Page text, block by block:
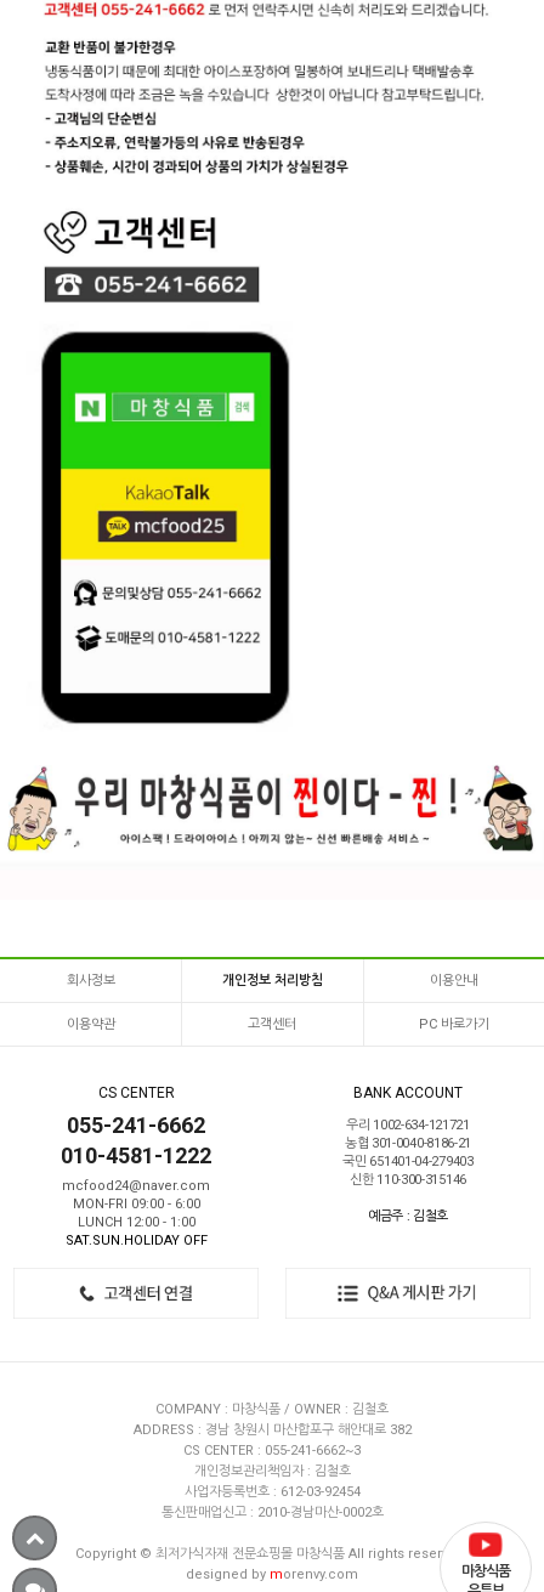
회사정보 개인정보 처리방침 이용안내
이용약관 고객센터 PC 바로가기
CS CENTER
055-241-6662
010-4581-1222
mcfood24@naver.com
MON-FRI 09:00 - 6:00
LUNCH 12:00 - 1:00
SAT.SUN.HOLIDAY OFF
BANK ACCOUNT
우리 1002-634-121721
농협 301-0040-8186-21
국민 651401-04-279403
신한 110-300-315146
예금주 : 김철호
COMPANY : 마창식품 / OWNER : 김철호
ADDRESS : 경남 창원시 마산합포구 해안대로 382
CS CENTER : 055-241-6662~3
개인정보관리책임자 : 김철호
사업자등록번호 : 612-03-92454
통신판매업신고 : 2010-경남마산-0002호
Copyright © 최저가식자재 전문쇼핑몰 마창식품 All rights reserved.
designed by morenvy.com
마창식품